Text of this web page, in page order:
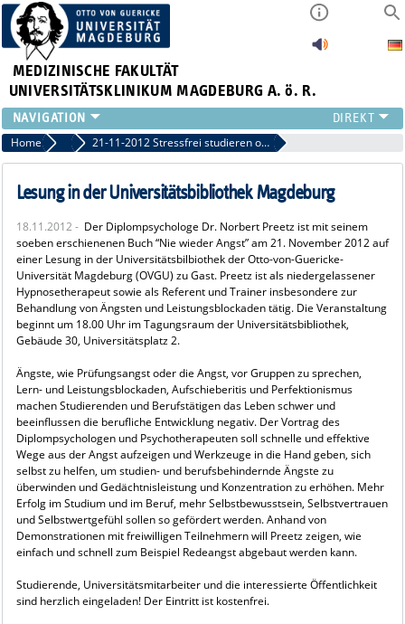
MEDIZINISCHE FAKULTÄT
UNIVERSITÄTSKLINIKUM MAGDEBURG A. ö. R.
INSTITUTE
KLINIKEN
ZENTRALE EINRICHTUNGEN
PRESSE
ÜBER UNS
INTERNATIONAL
INTRANET
Home Archiv 2012 21-11-2012 Stressfrei studieren ohne Leistungsblockaden
Lesung in der Universitätsbibliothek Magdeburg
18.11.2012 - Der Diplompsychologe Dr. Norbert Preetz ist mit seinem
soeben erschienenen Buch “Nie wieder Angst” am 21. November 2012 auf
einer Lesung in der Universitätsbilbiothek der Otto-von-Guericke-
Universität Magdeburg (OVGU) zu Gast. Preetz ist als niedergelassener
Hypnosetherapeut sowie als Referent und Trainer insbesondere zur
Behandlung von Ängsten und Leistungsblockaden tätig. Die Veranstaltung
beginnt um 18.00 Uhr im Tagungsraum der Universitätsbibliothek,
Gebäude 30, Universitätsplatz 2.
Ängste, wie Prüfungsangst oder die Angst, vor Gruppen zu sprechen,
Lern- und Leistungsblockaden, Aufschieberitis und Perfektionismus
machen Studierenden und Berufstätigen das Leben schwer und
beeinflussen die berufliche Entwicklung negativ. Der Vortrag des
Diplompsychologen und Psychotherapeuten soll schnelle und effektive
Wege aus der Angst aufzeigen und Werkzeuge in die Hand geben, sich
selbst zu helfen, um studien- und berufsbehindernde Ängste zu
überwinden und Gedächtnisleistung und Konzentration zu erhöhen. Mehr
Erfolg im Studium und im Beruf, mehr Selbstbewusstsein, Selbstvertrauen
und Selbstwertgefühl sollen so gefördert werden. Anhand von
Demonstrationen mit freiwilligen Teilnehmern will Preetz zeigen, wie
einfach und schnell zum Beispiel Redeangst abgebaut werden kann.
Studierende, Universitätsmitarbeiter und die interessierte Öffentlichkeit
sind herzlich eingeladen! Der Eintritt ist kostenfrei.